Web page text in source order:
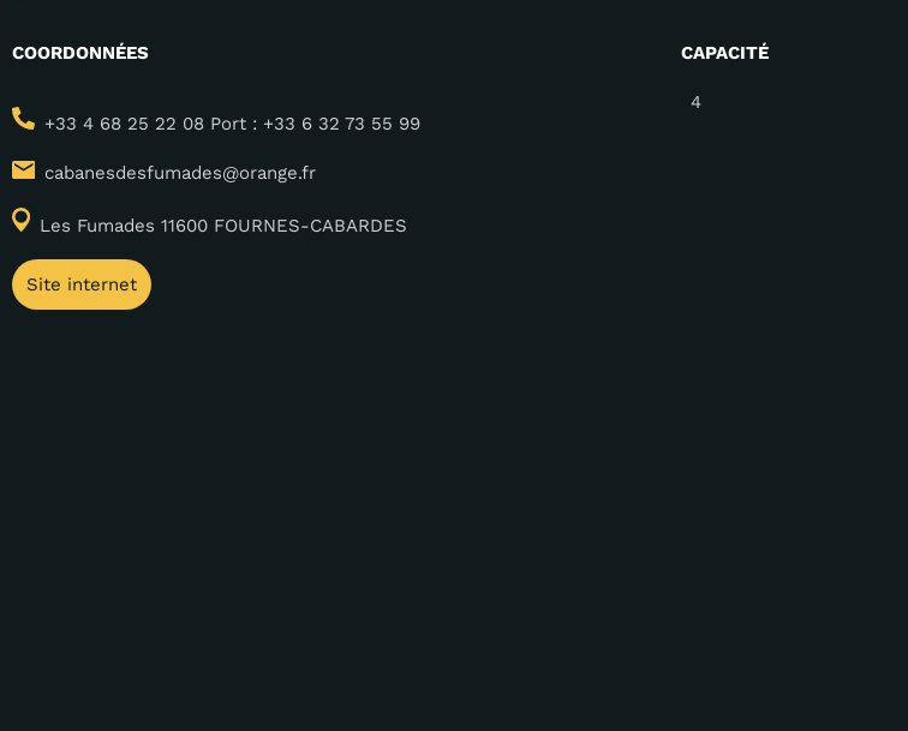
COORDONNÉES
+33 4 68 25 22 08 Port : +33 6 32 73 55 99
cabanesdesfumades@orange.fr
Les Fumades 11600 FOURNES-CABARDES
Site internet
CAPACITÉ
4